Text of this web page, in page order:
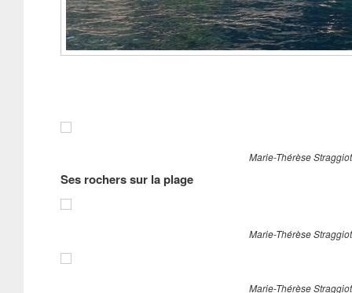
Marie-Thérèse
Ses rochers sur la plage
Marie-Thérèse
Marie-Thérèse